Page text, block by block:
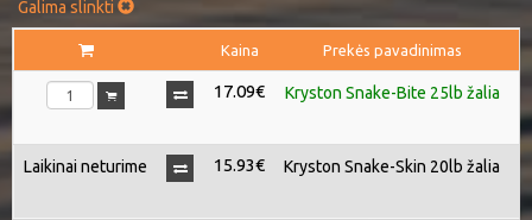
Galima slinkti
Kaina Prekės pavadinimas
17.09€ Kryston Snake-Bite 25lb žalia
Laikinai neturime 15.93€ Kryston Snake-Skin 20lb žalia